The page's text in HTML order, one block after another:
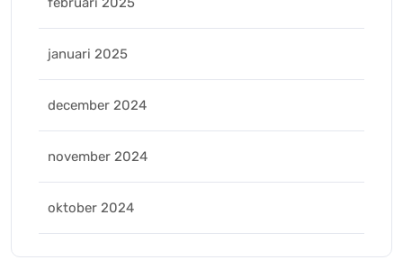
januari 2025
december 2024
november 2024
oktober 2024